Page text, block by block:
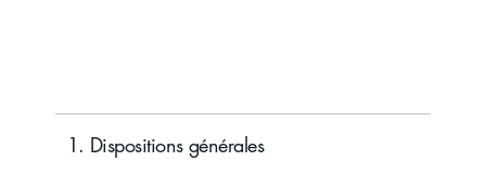
1. Dispositions générales